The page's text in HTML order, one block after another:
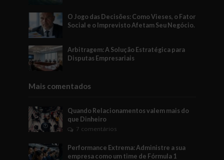
O Jogo das Decisões: Como Vieses, o Fator
Social e o Imprevisto Afetam Seu Negócio.
Arbitragem: A Solução Estratégica para
Disputas Empresariais
Mais comentados
Quando Relacionamentos valem mais do
que Dinheiro
7 comentários
Performance Extrema: Administre a sua
empresa como um time de Fórmula 1